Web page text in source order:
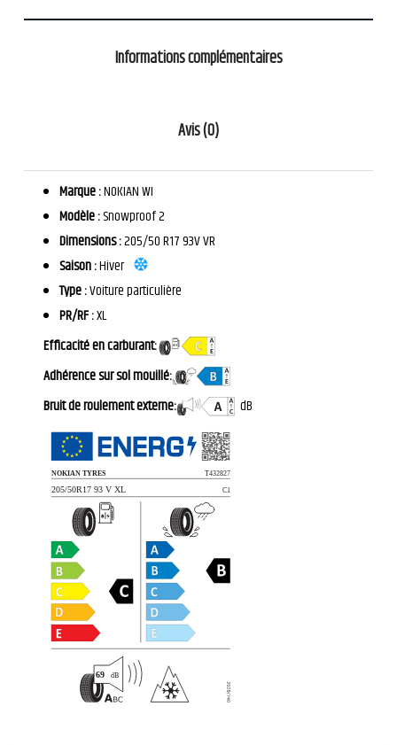
Informations complémentaires
Avis (0)
Marque :NOKIAN WI
Modèle :Snowproof 2
Dimensions :205/50 R17 93V VR
Saison :Hiver
Type :Voiture particulière
PR/RF :XL
Efficacité en carburant:
Adhérence sur sol mouillé:
Bruit de roulement externe:
dB